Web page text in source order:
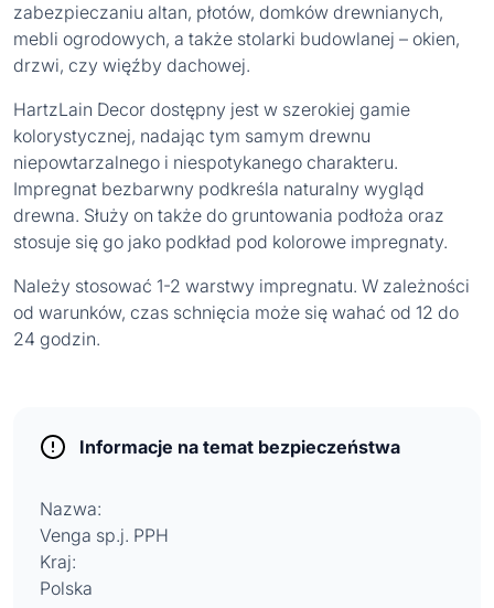
zabezpieczaniu altan, płotów, domków drewnianych,
mebli ogrodowych, a także stolarki budowlanej – okien,
drzwi, czy więźby dachowej.
HartzLain Decor dostępny jest w szerokiej gamie
kolorystycznej, nadając tym samym drewnu
niepowtarzalnego i niespotykanego charakteru.
Impregnat bezbarwny podkreśla naturalny wygląd
drewna. Służy on także do gruntowania podłoża oraz
stosuje się go jako podkład pod kolorowe impregnaty.
Należy stosować 1-2 warstwy impregnatu. W zależności
od warunków, czas schnięcia może się wahać od 12 do
24 godzin.
Informacje na temat bezpieczeństwa
Nazwa:
Venga sp.j. PPH
Kraj:
Polska